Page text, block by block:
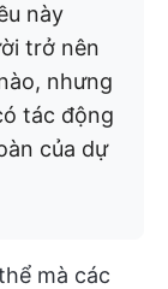
này
trở nên
nhưng
tác động
của dự
mà các